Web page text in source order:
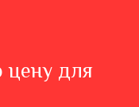
цену для